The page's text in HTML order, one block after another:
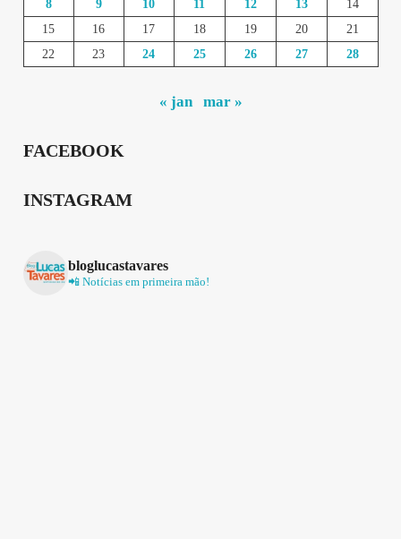
8
9 10 11 12 13
14
15
16 17 18 19 20
21
22
23 24 25 26 27 28
« jan mar »
FACEBOOK
INSTAGRAM
bloglucastavares
📲 Notícias em primeira mão!